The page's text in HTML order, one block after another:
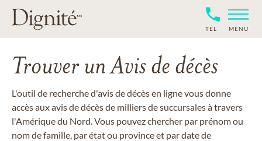
TÉL MENU
Trouver un Avis de décès
L'outil de recherche d'avis de décès en ligne vous donne
accès aux avis de décès de milliers de succursales à travers
l'Amérique du Nord. Vous pouvez chercher par prénom ou
nom de famille, par état ou province et par date de